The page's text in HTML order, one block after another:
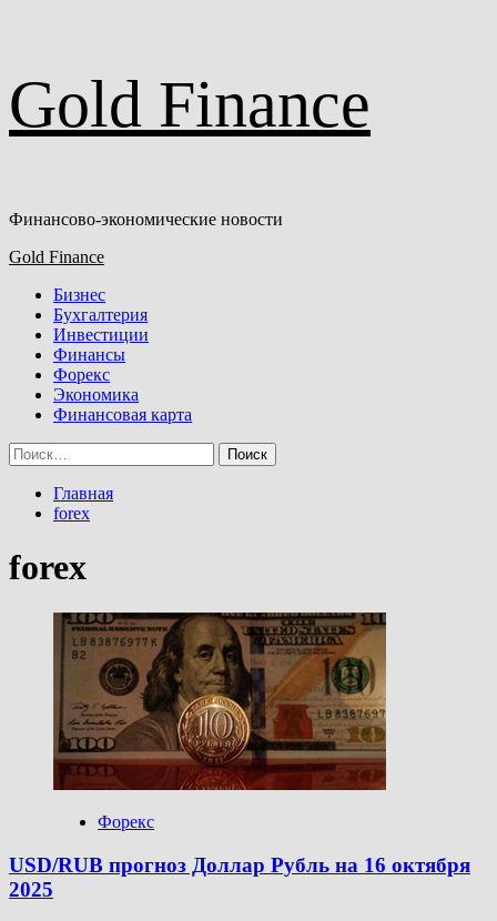
к
содержимому
Gold Finance
Финансово-экономические новости
Основное
Gold Finance
Бизнес
Бухгалтерия
Инвестиции
Финансы
Форекс
Экономика
Финансовая карта
Найти:
Главная
forex
forex
Форекс
USD/RUB прогноз Доллар Рубль на 16 октября
2025